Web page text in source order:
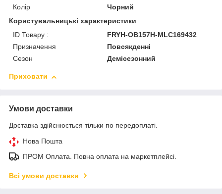
Колір
Чорний
Користувальницькі характеристики
ID Товару :
FRYH-OB157H-MLC169432
Призначення
Повсякденні
Сезон
Демісезонний
Приховати
Умови доставки
Доставка здійснюється тільки по передоплаті.
Нова Пошта
ПРОМ Оплата. Повна оплата на маркетплейсі.
Всі умови доставки